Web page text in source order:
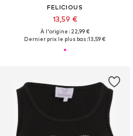
FELICIOUS
13,59 €
À l'origine : 22,99 €
Dernier prix le plus bas :13,59 €